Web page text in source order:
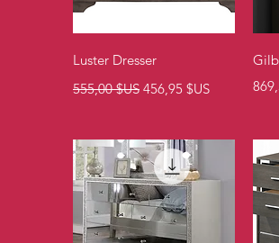
Aperçu rapide
Luster Dresser
Prix original
555,00 $US Prix promotionnel
456,95 $US
Prix